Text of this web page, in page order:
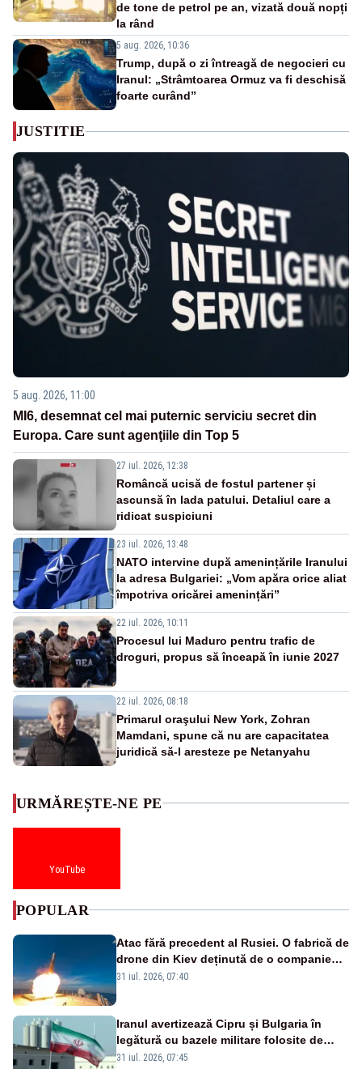
de tone de petrol pe an, vizată două nopți
la rând
5 aug. 2026, 10:36
Trump, după o zi întreagă de negocieri cu
Iranul: „Strâmtoarea Ormuz va fi deschisă
foarte curând”
JUSTITIE
5 aug. 2026, 11:00
MI6, desemnat cel mai puternic serviciu secret din
Europa. Care sunt agenţiile din Top 5
27 iul. 2026, 12:38
Româncă ucisă de fostul partener și
ascunsă în lada patului. Detaliul care a
ridicat suspiciuni
23 iul. 2026, 13:48
NATO intervine după amenințările Iranului
la adresa Bulgariei: „Vom apăra orice aliat
împotriva oricărei amenințări”
22 iul. 2026, 10:11
Procesul lui Maduro pentru trafic de
droguri, propus să înceapă în iunie 2027
22 iul. 2026, 08:18
Primarul oraşului New York, Zohran
Mamdani, spune că nu are capacitatea
juridică să-l aresteze pe Netanyahu
URMĂREȘTE-NE PE
YouTube
POPULAR
Atac fără precedent al Rusiei. O fabrică de
drone din Kiev deținută de o companie
americană, distrusă de o rachetă
31 iul. 2026, 07:40
Iranul avertizează Cipru și Bulgaria în
legătură cu bazele militare folosite de
SUA
31 iul. 2026, 07:45